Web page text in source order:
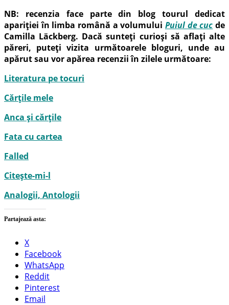
NB: recenzia face parte din blog tourul dedicat
apariției în limba română a volumului Puiul de cuc de
Camilla Läckberg. Dacă sunteți curioși să aflați alte
păreri, puteți vizita următoarele bloguri, unde au
apărut sau vor apărea recenzii în zilele următoare:
Literatura pe tocuri
Cărțile mele
Anca și cărțile
Fata cu cartea
Falled
Citește-mi-l
Analogii, Antologii
Partajează asta:
X
Facebook
WhatsApp
Reddit
Pinterest
Email